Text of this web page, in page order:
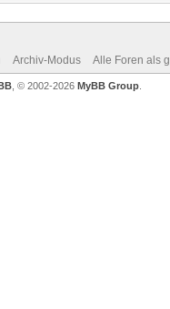
Archiv-Modus Alle Foren als
, © 2002-2026 MyBB Group